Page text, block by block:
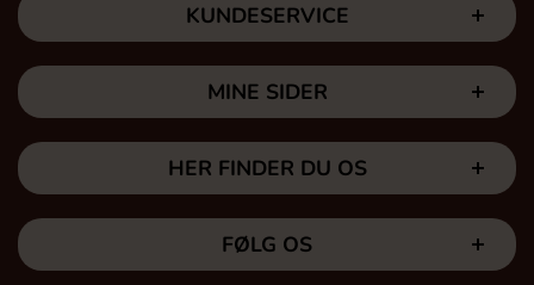
KUNDESERVICE
MINE SIDER
HER FINDER DU OS
FØLG OS